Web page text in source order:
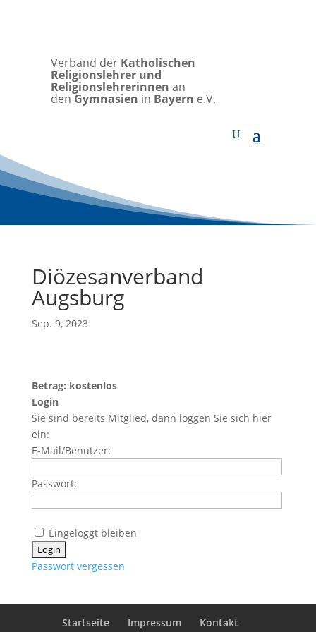
Verband der Katholischen
Religionslehrer und
Religionslehrerinnen an
denGymnasien in Bayern e.V.
Diözesanverband
Augsburg
Sep. 9, 2023
Betrag: kostenlos
Login
Sie sind bereits Mitglied, dann loggen Sie sich hier
ein:
E-Mail/Benutzer:
Passwort:
Eingeloggt bleiben
Passwort vergessen
Startseite Impressum Kontakt